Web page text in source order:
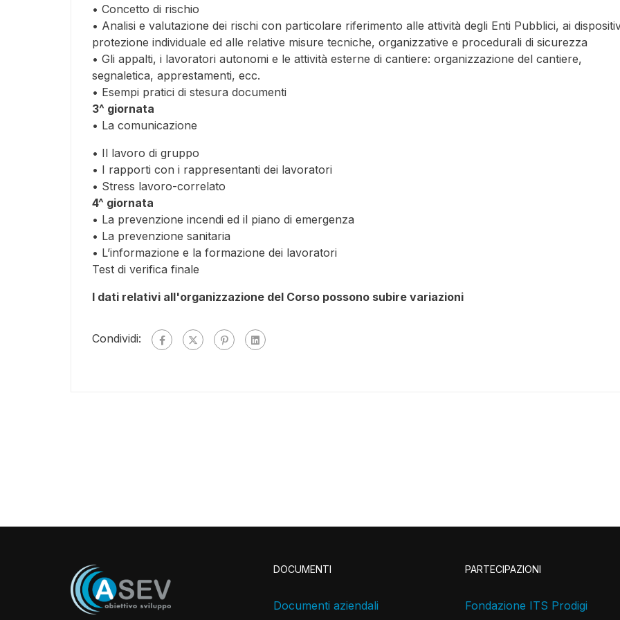
• Concetto di rischio
• Analisi e valutazione dei rischi con particolare riferimento alle attività degli Enti Pubblici, ai
protezione individuale ed alle relative misure tecniche, organizzative e procedurali di sicurezza
• Gli appalti, i lavoratori autonomi e le attività esterne di cantiere: organizzazione del cantiere,
segnaletica, apprestamenti, ecc.
• Esempi pratici di stesura documenti
3^ giornata
• La comunicazione
• Il lavoro di gruppo
• I rapporti con i rappresentanti dei lavoratori
• Stress lavoro-correlato
4^ giornata
• La prevenzione incendi ed il piano di emergenza
• La prevenzione sanitaria
• L’informazione e la formazione dei lavoratori
Test di verifica finale
I dati relativi all'organizzazione del Corso possono subire variazioni
Condividi:
DOCUMENTI
Documenti aziendali
PARTECIPAZIONI
Fondazione ITS Prodigi